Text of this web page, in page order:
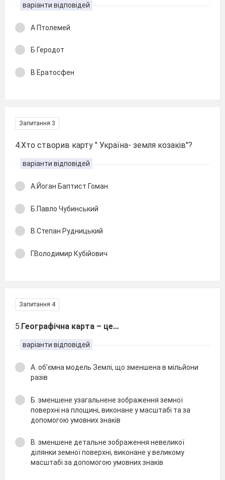
варіанти відповідей
А Птолемей
Б Геродот
В Ератосфен
Запитання 3
4.Хто створив карту " Україна- земля козаків"?
варіанти відповідей
А.Йоган Баптист Гоман
Б.Павло Чубинський
В.Степан Рудницький
Г.Володимир Кубійович
Запитання 4
5.Географічна карта – це…
варіанти відповідей
А. об’ємна модель Землі, що зменшена в мільйони
разів
Б. зменшене узагальнене зображення земної
поверхні на площині, виконане у масштабі та за
допомогою умовних знаків
В. зменшене детальне зображення невеликої
ділянки земної поверхні, виконане у великому
масштабі за допомогою умовних знаків